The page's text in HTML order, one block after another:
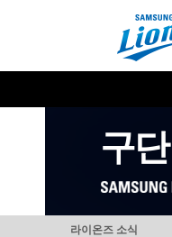
구단
라이온즈 소식